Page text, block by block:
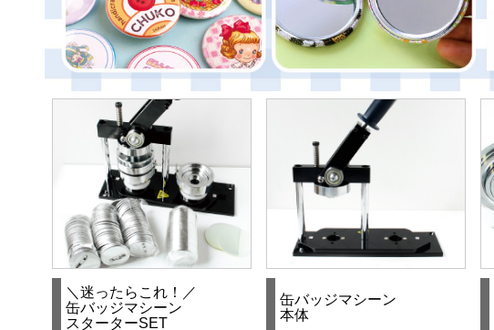
＼迷ったらこれ！／
缶バッジマシーン
スターターSET
缶バッジマシーン
本体